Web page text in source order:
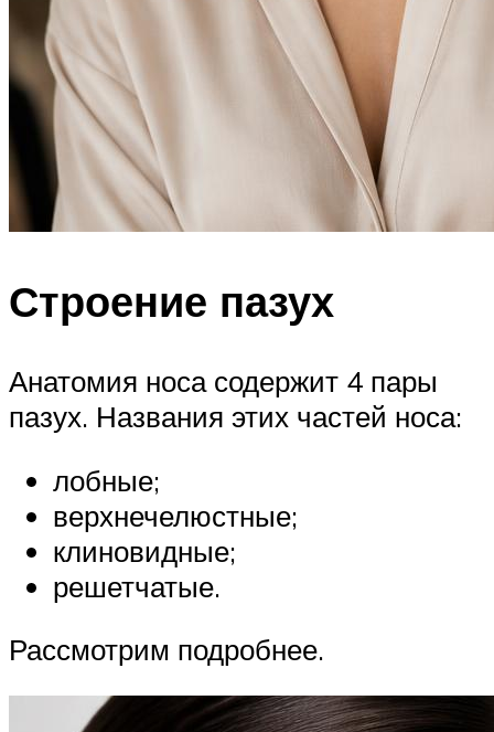
Строение пазух
Анатомия носа содержит 4 пары
пазух. Названия этих частей носа:
лобные;
верхнечелюстные;
клиновидные;
решетчатые.
Рассмотрим подробнее.